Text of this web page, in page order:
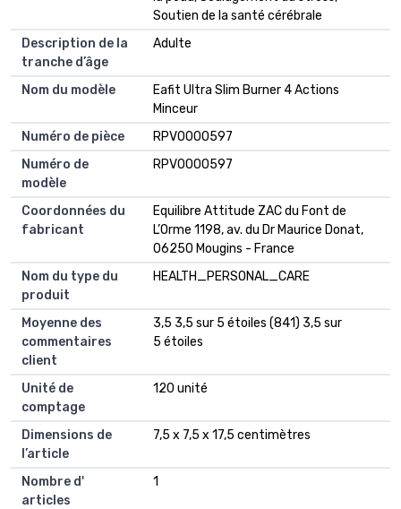
Soutien de la santé cérébrale
Description de la
tranche d’âge
Adulte
Nom du modèle
Eafit Ultra Slim Burner 4 Actions
Minceur
Numéro de pièce
RPV0000597
Numéro de
modèle
RPV0000597
Coordonnées du
fabricant
Equilibre Attitude ZAC du Font de
L’Orme 1198, av. du Dr Maurice Donat,
06250 Mougins - France
Nom du type du
produit
HEALTH_PERSONAL_CARE
Moyenne des
commentaires
client
3,5 3,5 sur 5 étoiles (841) 3,5 sur
5 étoiles
Unité de
comptage
120 unité
Dimensions de
l’article
7,5 x 7,5 x 17,5 centimètres
Nombre d'
articles
1